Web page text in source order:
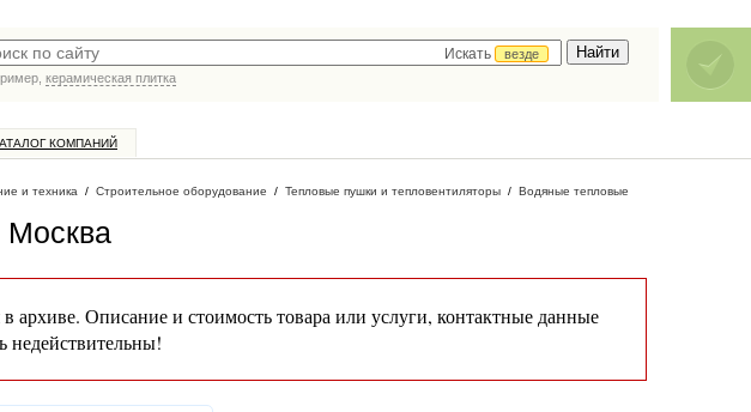
Искать
везде
керамическая плитка
КОМПАНИЙ
и техника / Строительное оборудование / Тепловые пушки и тепловентиляторы / Водяные тепловые
Москва
Описание и стоимость товара или услуги, контактные данные
недействительны!